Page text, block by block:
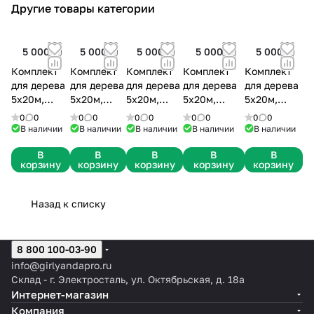
видео.
Другие товары категории
5 000 ₽
Комплект
для дерева
5х20м,
1000Led,
красный с
черный
каучук
0
0
В наличии
В
корзину
5 000 ₽
Комплект
для дерева
5х20м,
1000Led,
белый с
черный
каучук
0
0
В наличии
В
корзину
5 000 ₽
Комплект
для дерева
5х20м,
1000Led,
синий с
черный
каучук
0
0
В наличии
В
корзину
5 000 ₽
Комплект
для дерева
5х20м,
1000Led,
тепло-белый
мерцанием,
черный
0
0
В наличии
В
корзину
5 000 ₽
Комплект
для дерева
5х20м,
1000Led,
зеленый с
черный
каучук
0
0
В наличии
В
корзину
Назад к списку
8 800 100-03-90
info@girlyandapro.ru
Склад - г. Электросталь, ул. Октябрьская, д. 18а
Интернет-магазин
Компания